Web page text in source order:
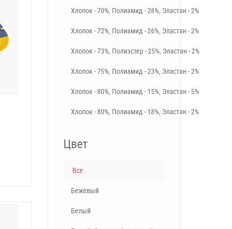
Хлопок - 70%, Полиамид - 28%, Эластан - 2%
Хлопок - 72%, Полиамид - 26%, Эластан - 2%
Хлопок - 73%, Полиэстер - 25%, Эластан - 2%
Хлопок - 75%, Полиамид - 23%, Эластан - 2%
Хлопок - 80%, Полиамид - 15%, Эластан - 5%
Хлопок - 80%, Полиамид - 18%, Эластан - 2%
Цвет
Все
Бежевый
Белый